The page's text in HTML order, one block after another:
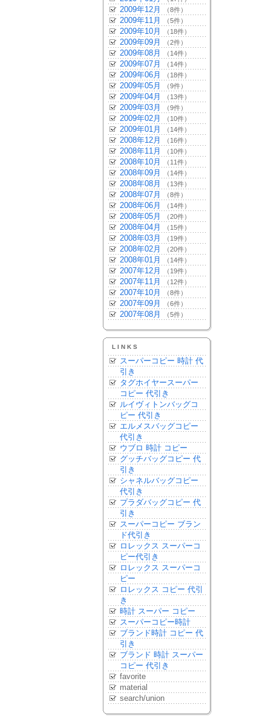
2009年12月 （8件）
2009年11月 （5件）
2009年10月 （18件）
2009年09月 （2件）
2009年08月 （14件）
2009年07月 （14件）
2009年06月 （18件）
2009年05月 （9件）
2009年04月 （13件）
2009年03月 （9件）
2009年02月 （10件）
2009年01月 （14件）
2008年12月 （16件）
2008年11月 （10件）
2008年10月 （11件）
2008年09月 （14件）
2008年08月 （13件）
2008年07月 （8件）
2008年06月 （14件）
2008年05月 （20件）
2008年04月 （15件）
2008年03月 （19件）
2008年02月 （20件）
2008年01月 （14件）
2007年12月 （19件）
2007年11月 （12件）
2007年10月 （8件）
2007年09月 （6件）
2007年08月 （5件）
LINKS
スーパーコピー 時計 代
引き
タグホイヤースーパー
コピー 代引き
ルイヴィトンバッグコ
ピー 代引き
エルメスバッグコピー
代引き
ウブロ 時計 コピー
グッチバッグコピー 代
引き
シャネルバッグコピー
代引き
プラダバッグコピー 代
引き
スーパーコピー ブラン
ド代引き
ロレックス スーパーコ
ピー代引き
ロレックス スーパーコ
ピー
ロレックス コピー 代引
き
時計 スーパー コピー
スーパーコピー時計
ブランド時計 コピー 代
引き
ブランド 時計 スーパー
コピー 代引き
favorite
material
search/union